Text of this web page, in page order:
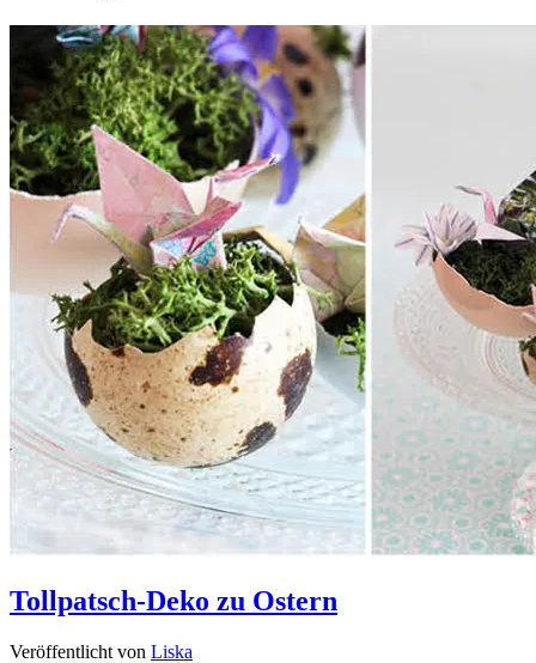
Tollpatsch-Deko zu Ostern
Veröffentlicht von Liska